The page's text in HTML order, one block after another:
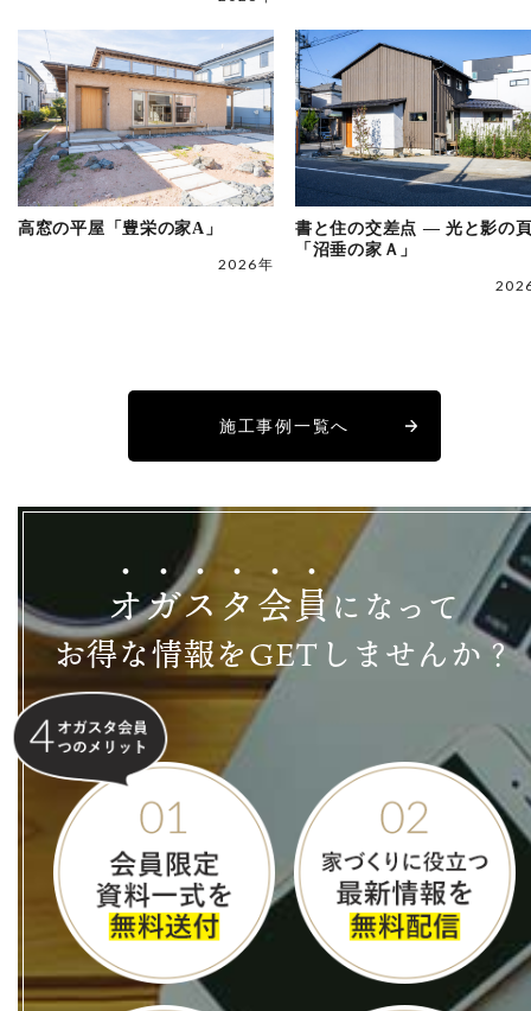
高窓の平屋「豊栄の家A」
2026年
書と住の交差点 ― 光と影の
「沼垂の家Ａ」
施工事例一覧へ
オガス タ会員になって
お得な情報をGETしませんか？